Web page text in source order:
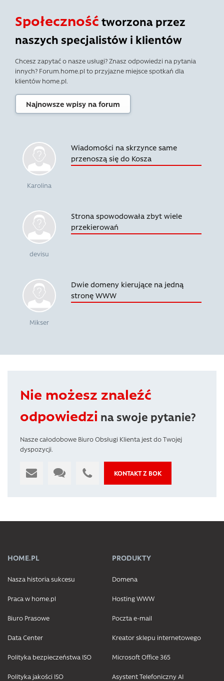
Społeczność tworzona przez
naszych specjalistów i klientów
Chcesz zapytać o nasze usługi? Znasz odpowiedzi na pytania
innych? Forum.home.pl to przyjazne miejsce spotkań dla
klientów home.pl.
Najnowsze wpisy na forum
Karolina
Wiadomości na skrzynce same
przenoszą się do Kosza
devisu
Strona spowodowała zbyt wiele
przekierowań
Mikser
Dwie domeny kierujące na jedną
stronę WWW
Nie możesz znaleźć
odpowiedzi na swoje pytanie?
Nasze całodobowe Biuro Obsługi Klienta jest do Twojej
dyspozycji.
KONTAKT Z BOK
HOME.PL
Nasza historia sukcesu
Praca w home.pl
Biuro Prasowe
Data Center
Polityka bezpieczeństwa ISO
Polityka jakości ISO
PRODUKTY
Domena
Hosting WWW
Poczta e-mail
Kreator sklepu internetowego
Microsoft Office 365
Asystent Telefoniczny AI